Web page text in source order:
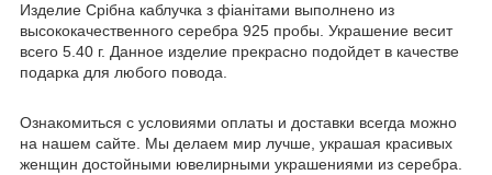
Изделие Срібна каблучка з фіанітами выполнено из
высококачественного серебра 925 пробы. Украшение весит
всего 5.40 г. Данное изделие прекрасно подойдет в качестве
подарка для любого повода.
Ознакомиться с условиями оплаты и доставки всегда можно
на нашем сайте. Мы делаем мир лучше, украшая красивых
женщин достойными ювелирными украшениями из серебра.